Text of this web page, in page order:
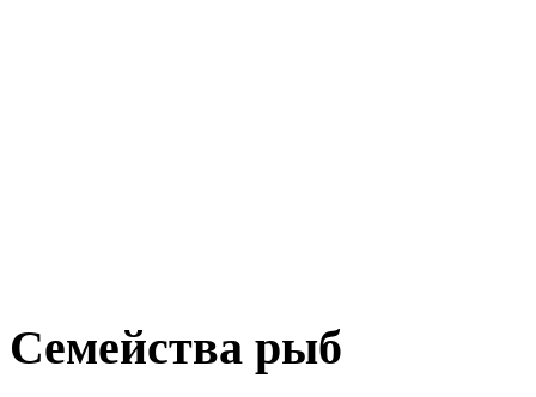
Семейства рыб